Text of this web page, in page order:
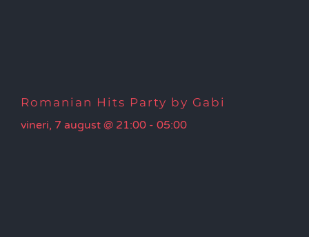
Romanian Hits Party by Gabi
vineri, 7 august @ 21:00 - 05:00